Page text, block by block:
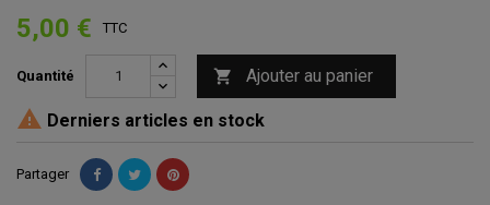
5,00 € TTC
Quantité  Ajouter au panier
 Derniers articles en stock
Partager